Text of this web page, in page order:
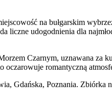
na bułgarskim
liczne udogodnienia dla
Czarnym, uznawana
romantyczną
Gdańska, Poznania.